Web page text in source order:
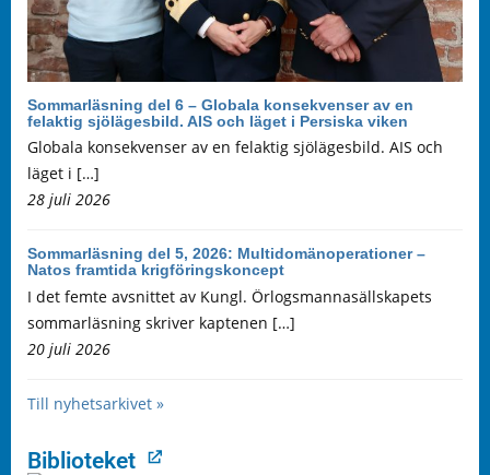
Sommarläsning del 6 – Globala konsekvenser av en
felaktig sjölägesbild. AIS och läget i Persiska viken
Globala konsekvenser av en felaktig sjölägesbild. AIS och
läget i […]
28 juli 2026
Sommarläsning del 5, 2026: Multidomänoperationer –
Natos framtida krigföringskoncept
I det femte avsnittet av Kungl. Örlogsmannasällskapets
sommarläsning skriver kaptenen […]
20 juli 2026
Till nyhetsarkivet »
Biblioteket